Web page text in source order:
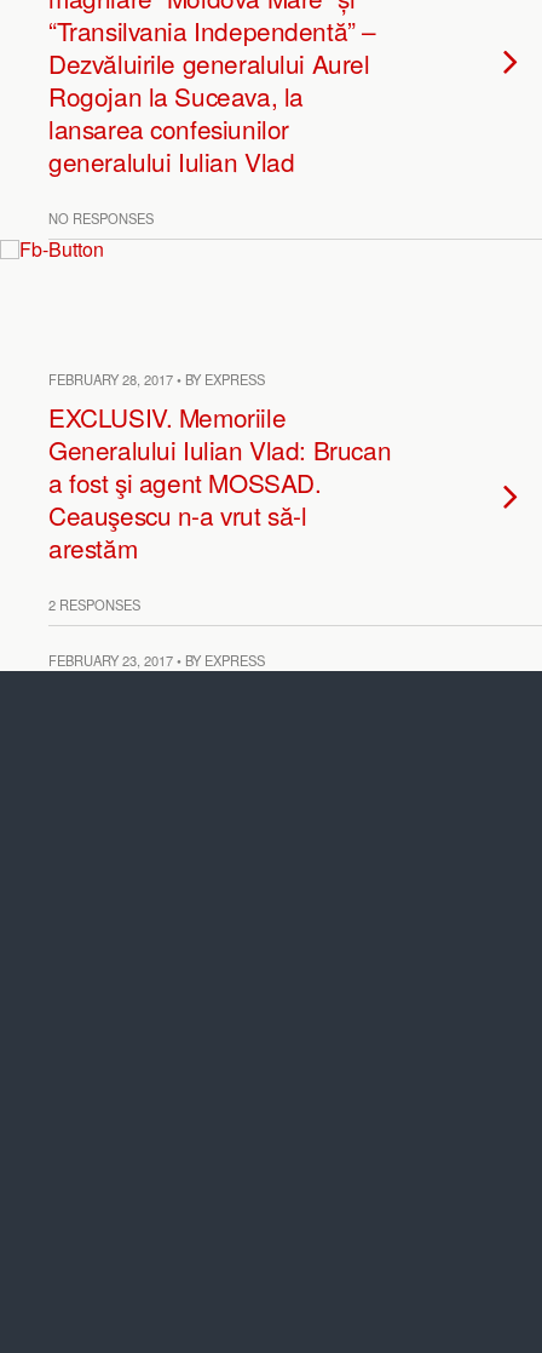
“Transilvania Independentă” –
Dezvăluirile generalului Aurel
Rogojan la Suceava, la
lansarea confesiunilor
generalului Iulian Vlad
NO RESPONSES
FEBRUARY 28, 2017 • BY EXPRESS
EXCLUSIV. Memoriile
Generalului Iulian Vlad: Brucan
a fost şi agent MOSSAD.
Ceauşescu n-a vrut să-l
arestăm
2 RESPONSES
FEBRUARY 23, 2017 • BY EXPRESS